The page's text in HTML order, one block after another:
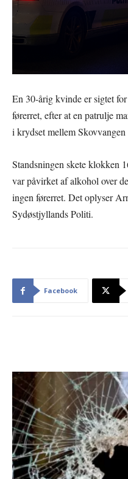
En 30-årig kvinde er sigtet
førerret, efter at en patrulje
i krydset mellem
Standsningen skete klokken
var påvirket af alkohol over
ingen førerret. Det oplyser
Sydøstjyllands Politi.
Facebook